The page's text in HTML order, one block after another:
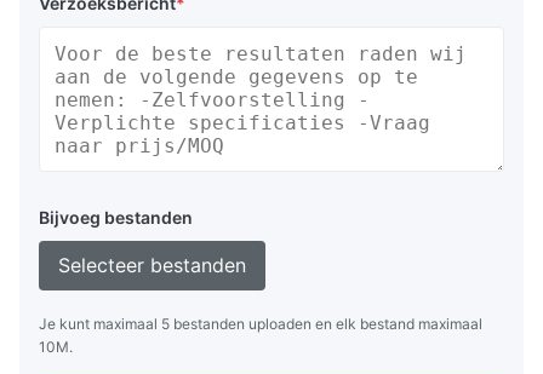
Bijvoeg bestanden
Selecteer bestanden
Je kunt maximaal 5 bestanden uploaden en elk bestand maximaal
10M.